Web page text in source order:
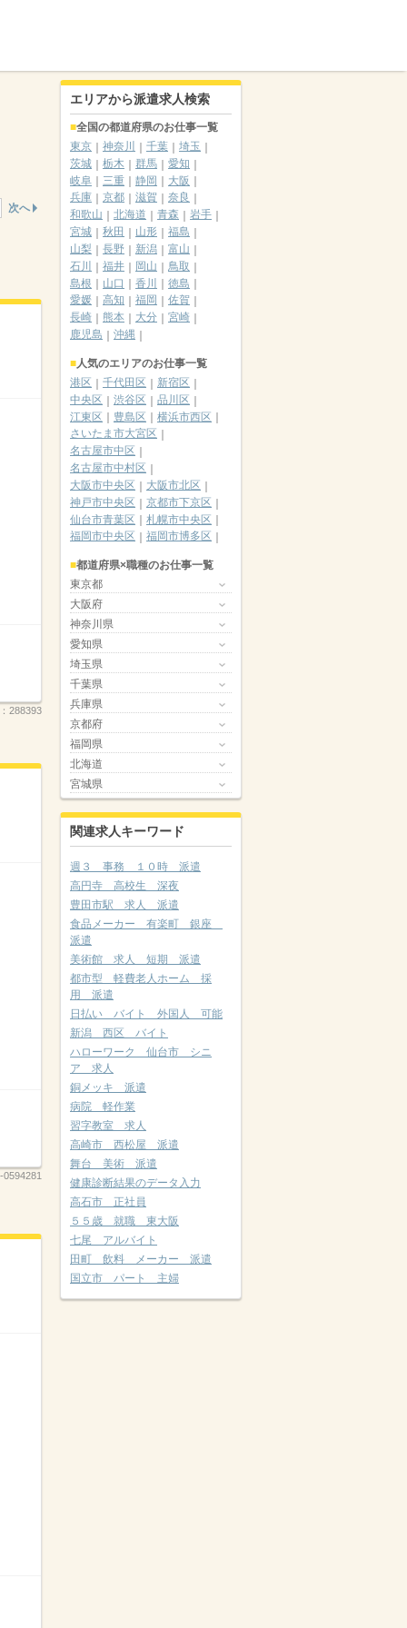
次へ
288393
0594281
エリアから派遣求人検索
全国の都道府県のお仕事一覧
東京
神奈川 千葉
埼玉
茨城
栃木 群馬
愛知
岐阜
三重 静岡
大阪
兵庫
京都 滋賀
奈良
和歌山
北海道 青森
岩手
宮城
秋田 山形
福島
山梨
長野 新潟
富山
石川
福井 岡山
鳥取
島根
山口 香川
徳島
愛媛
高知 福岡
佐賀
長崎
熊本 大分
宮崎
鹿児島
沖縄
人気のエリアのお仕事一覧
港区
千代田区
新宿区
中央区
渋谷区
品川区
江東区
豊島区
横浜市西区
さいたま市大宮区
名古屋市中区
名古屋市中村区
大阪市中央区
大阪市北区
神戸市中央区
京都市下京区
仙台市青葉区
札幌市中央区
福岡市中央区
福岡市博多区
都道府県×職種のお仕事一覧
東京都
大阪府
神奈川県
愛知県
埼玉県
千葉県
兵庫県
京都府
福岡県
北海道
宮城県
関連求人キーワード
週３ 事務 １０時 派遣
高円寺 高校生 深夜
豊田市駅 求人 派遣
食品メーカー 有楽町 銀座
派遣
美術館 求人 短期 派遣
都市型 軽費老人ホーム 採
用 派遣
日払い バイト 外国人 可能
新潟 西区 バイト
ハローワーク 仙台市 シニ
ア 求人
銅メッキ 派遣
病院 軽作業
習字教室 求人
高崎市 西松屋 派遣
舞台 美術 派遣
健康診断結果のデータ入力
高石市 正社員
５５歳 就職 東大阪
七尾 アルバイト
田町 飲料 メーカー 派遣
国立市 パート 主婦